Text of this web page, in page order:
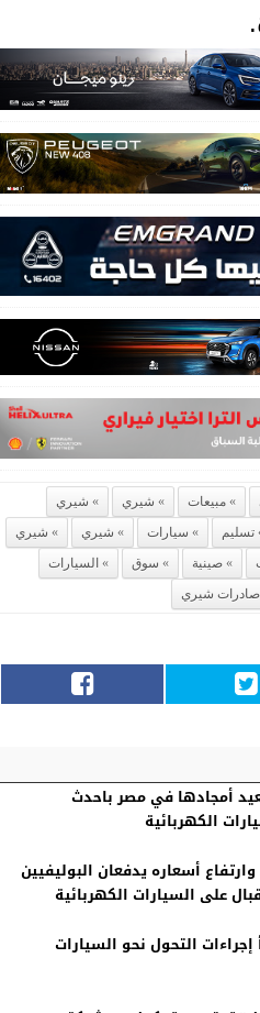
مبيعات شيري
شيري
تسليم سيارات شيري
شيري
صينية سوق
السيارات
صادرات شيري
أمجادها في مصر باحدث
الكهربائية
أسعاره يدفعان البوليفيين
على السيارات الكهربائية
إجراءات التحول نحو السيارات